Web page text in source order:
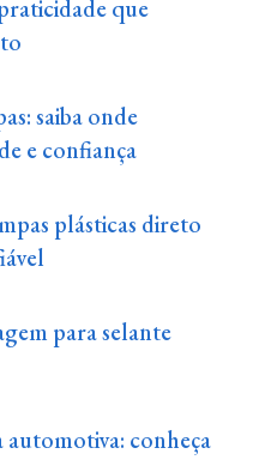
que
saiba onde
e confiança
plásticas direto
para selante
conheça